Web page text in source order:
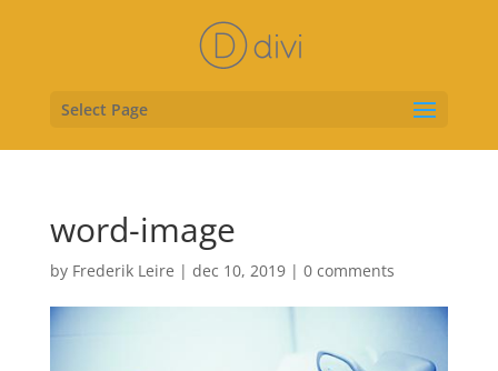
Select Page
word-image
by Frederik Leire | dec 10, 2019| 0 comments